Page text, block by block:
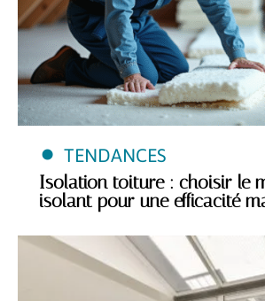
TENDANCES
Isolation toiture : choisir le
isolant pour une efficacité